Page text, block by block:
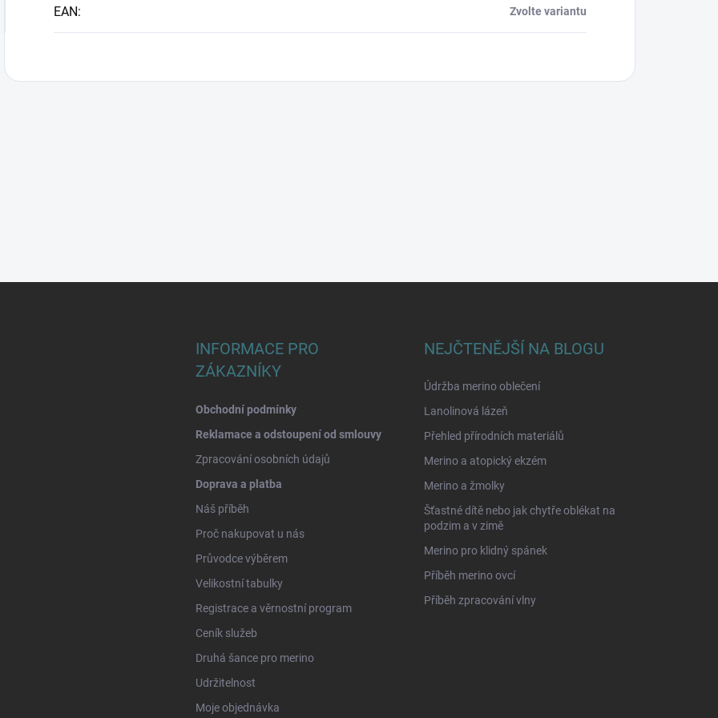
EAN: Zvolte variantu
INFORMACE PRO
ZÁKAZNÍKY
Obchodní podmínky
Reklamace a odstoupení od smlouvy
Zpracování osobních údajů
Doprava a platba
Náš příběh
Proč nakupovat u nás
Průvodce výběrem
Velikostní tabulky
Registrace a věrnostní program
Ceník služeb
Druhá šance pro merino
Udržitelnost
Moje objednávka
NEJČTENĚJŠÍ NA BLOGU
Údržba merino oblečení
Lanolinová lázeň
Přehled přírodních materiálů
Merino a atopický ekzém
Merino a žmolky
Šťastné dítě nebo jak chytře oblékat na
podzim a v zimě
Merino pro klidný spánek
Příběh merino ovcí
Příběh zpracování vlny